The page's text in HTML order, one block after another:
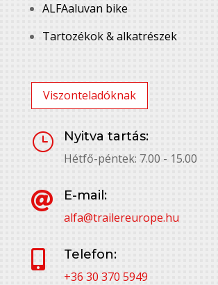
ALFAaluvan bike
Tartozékok & alkatrészek
Viszonteladóknak
}
Nyitva tartás:
Hétfő-péntek: 7.00 - 15.00

E-mail:
alfa@trailereurope.hu

Telefon:
+36 30 370 5949